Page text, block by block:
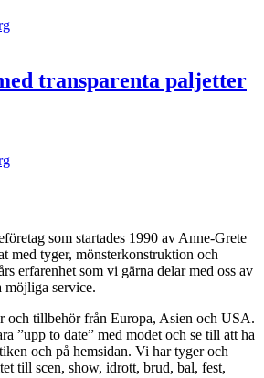
transparenta paljetter
som startades 1990 av Anne-Grete
med tyger, mönsterkonstruktion och
erfarenhet som vi gärna delar med oss av
möjliga service.
och tillbehör från Europa, Asien och USA.
”upp to date” med modet och se till att ha
och på hemsidan. Vi har tyger och
till scen, show, idrott, brud, bal, fest,